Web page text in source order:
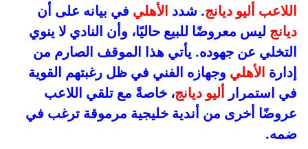
اللاعب أليو ديانج. شدد الأهلي في بيانه على أن
ديانج ليس معروضًا للبيع حاليًا، وأن النادي لا ينوي
التخلي عن جهوده. يأتي هذا الموقف الصارم من
إدارة الأهلي وجهازه الفني في ظل رغبتهم القوية
في استمرار أليو ديانج، خاصةً مع تلقي اللاعب
عروضًا أخرى من أندية خليجية مرموقة ترغب في
ضمه.